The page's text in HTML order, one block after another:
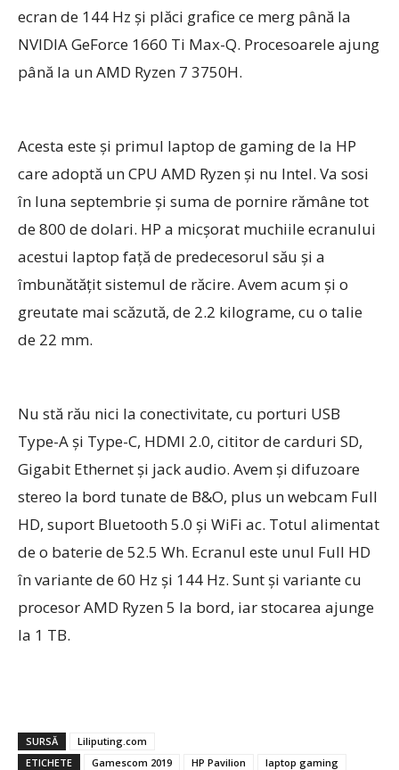
ecran de 144 Hz şi plăci grafice ce merg până la
NVIDIA GeForce 1660 Ti Max-Q. Procesoarele ajung
până la un AMD Ryzen 7 3750H.
Acesta este şi primul laptop de gaming de la HP
care adoptă un CPU AMD Ryzen şi nu Intel. Va sosi
în luna septembrie şi suma de pornire rămâne tot
de 800 de dolari. HP a micşorat muchiile ecranului
acestui laptop faţă de predecesorul său şi a
îmbunătăţit sistemul de răcire. Avem acum şi o
greutate mai scăzută, de 2.2 kilograme, cu o talie
de 22 mm.
Nu stă rău nici la conectivitate, cu porturi USB
Type-A şi Type-C, HDMI 2.0, cititor de carduri SD,
Gigabit Ethernet şi jack audio. Avem şi difuzoare
stereo la bord tunate de B&O, plus un webcam Full
HD, suport Bluetooth 5.0 şi WiFi ac. Totul alimentat
de o baterie de 52.5 Wh. Ecranul este unul Full HD
în variante de 60 Hz şi 144 Hz. Sunt şi variante cu
procesor AMD Ryzen 5 la bord, iar stocarea ajunge
la 1 TB.
SURSĂ
Liliputing.com
ETICHETE
Gamescom 2019 HP Pavilion laptop gaming